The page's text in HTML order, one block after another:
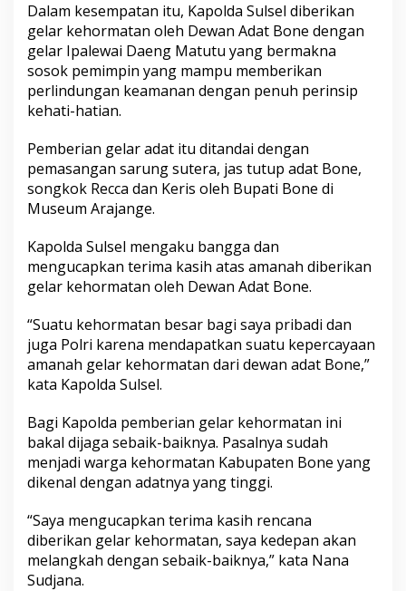
a
l
e
w
a
i
e
n
g
M
u
t
u
Dalam kesempatan itu, Kapolda Sulsel diberikan
gelar kehormatan oleh Dewan Adat Bone dengan
gelar Ipalewai Daeng Matutu yang bermakna
sosok pemimpin yang mampu memberikan
perlindungan keamanan dengan penuh perinsip
kehati-hatian.
Pemberian gelar adat itu ditandai dengan
pemasangan sarung sutera, jas tutup adat Bone,
songkok Recca dan Keris oleh Bupati Bone di
Museum Arajange.
Kapolda Sulsel mengaku bangga dan
mengucapkan terima kasih atas amanah diberikan
gelar kehormatan oleh Dewan Adat Bone.
“Suatu kehormatan besar bagi saya pribadi dan
juga Polri karena mendapatkan suatu kepercayaan
amanah gelar kehormatan dari dewan adat Bone,”
kata Kapolda Sulsel.
Bagi Kapolda pemberian gelar kehormatan ini
bakal dijaga sebaik-baiknya. Pasalnya sudah
menjadi warga kehormatan Kabupaten Bone yang
dikenal dengan adatnya yang tinggi.
“Saya mengucapkan terima kasih rencana
diberikan gelar kehormatan, saya kedepan akan
melangkah dengan sebaik-baiknya,” kata Nana
Sudjana.